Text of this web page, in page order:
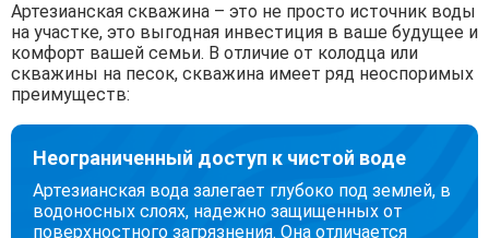
Артезианская скважина – это не просто источник воды
на участке, это выгодная инвестиция в ваше будущее и
комфорт вашей семьи. В отличие от колодца или
скважины на песок, скважина имеет ряд неоспоримых
преимуществ:
Неограниченный доступ к чистой воде
Артезианская вода залегает глубоко под землей, в
водоносных слоях, надежно защищенных от
поверхностного загрязнения. Она отличается